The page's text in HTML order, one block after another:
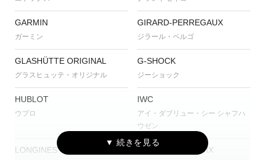
GARMIN
ガーミン
GIRARD-PERREGAUX
ジラール・ペルゴ
GLASHÜTTE ORIGINAL
グラスヒュッテ・オリジナル
G-SHOCK
ジーショック
HUBLOT
ウブロ
IWC
アイ・ダブリュー・シー シャフハ
ウゼン
LONGINES MAURICE LACROIX